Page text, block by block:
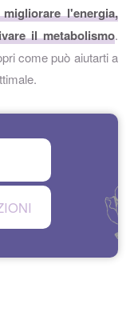
l'energia,
il metabolismo.
come può aiutarti a